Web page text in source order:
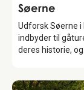
Attraction
Søerne
Udforsk Søerne
indbyder til
deres historie,